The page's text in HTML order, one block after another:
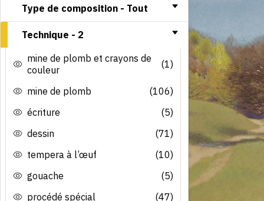
Type de composition - Tout
Technique - 2
mine de plomb et crayons de
couleur
(1)
mine de plomb
(106)
écriture
(5)
dessin
(71)
tempera à l’œuf
(10)
gouache
(5)
procédé spécial
(47)